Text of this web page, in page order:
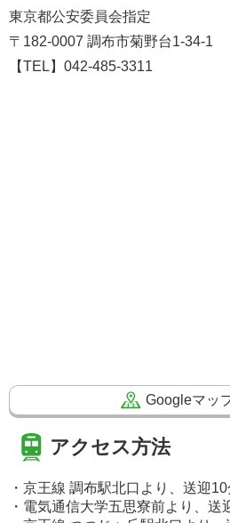
東京都公安委員会指定
〒182-0007 調布市菊野台1-34-1
【TEL】042-485-3311
Googleマッ
アクセス方法
・京王線 調布駅北口より、送迎10
・電気通信大学五思寮前より、送